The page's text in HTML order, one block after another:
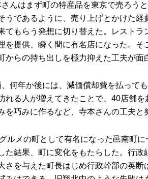
さんはまず町の特産品を東京で売ろう
うであるように、売り上げとかけた
てもらう発想に切り替えた。レスト
を提供、瞬く間に有名店になった。
からの持ち出しを極力抑えた工夫が面
、何年か後には、減価償却費を払って
れる人が増えてきたことで、40店舗
を巧みに作るなど、寺本さんの工夫と
ルメの町として有名になった邑南町
た結果、町に変化をもたらした。行
さを与えた町長はじめ行政幹部の英